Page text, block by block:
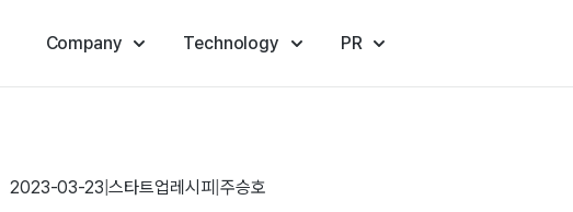
Company Technology PR
2023-03-23 |스타트업레시피 |주승호